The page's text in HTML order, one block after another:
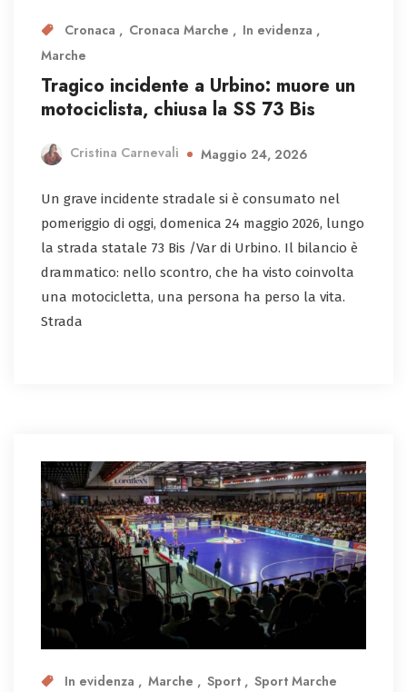
Cronaca Cronaca Marche
In evidenza
Marche
Tragico incidente a Urbino: muore un
motociclista, chiusa la SS 73 Bis
Cristina Carnevali Maggio 24, 2026
Un grave incidente stradale si è consumato nel
pomeriggio di oggi, domenica 24 maggio 2026, lungo
la strada statale 73 Bis /Var di Urbino. Il bilancio è
drammatico: nello scontro, che ha visto coinvolta
una motocicletta, una persona ha perso la vita.
Strada
In evidenza Marche Sport Sport Marche